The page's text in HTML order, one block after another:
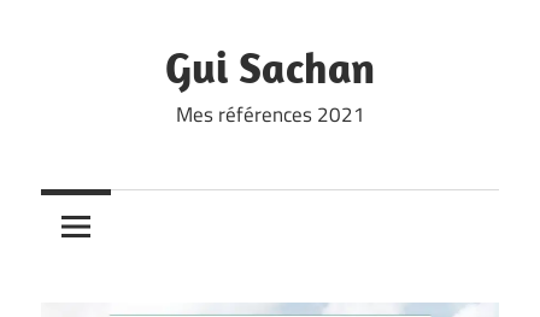
Gui Sachan
Mes références 2021